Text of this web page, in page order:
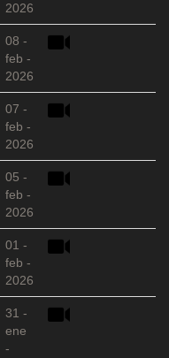
2026
08 -
feb -
2026
07 -
feb -
2026
05 -
feb -
2026
01 -
feb -
2026
31 -
ene
-